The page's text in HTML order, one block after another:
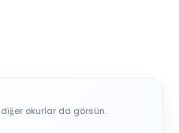
diğer okurlar da görsün.